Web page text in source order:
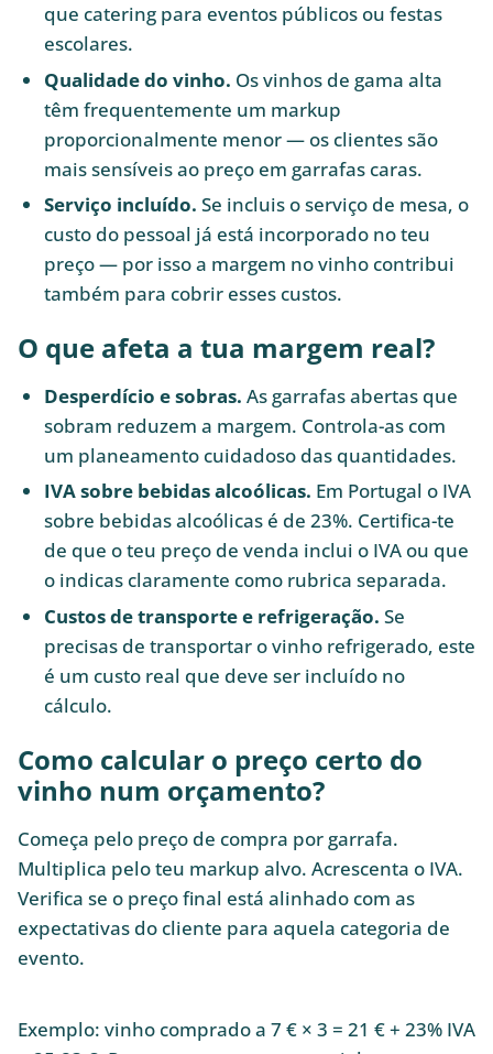
que catering para eventos públicos ou festas
escolares.
Qualidade do vinho. Os vinhos de gama alta
têm frequentemente um markup
proporcionalmente menor — os clientes são
mais sensíveis ao preço em garrafas caras.
Serviço incluído. Se incluis o serviço de mesa, o
custo do pessoal já está incorporado no teu
preço — por isso a margem no vinho contribui
também para cobrir esses custos.
O que afeta a tua margem real?
Desperdício e sobras. As garrafas abertas que
sobram reduzem a margem. Controla-as com
um planeamento cuidadoso das quantidades.
IVA sobre bebidas alcoólicas. Em Portugal o IVA
sobre bebidas alcoólicas é de 23%. Certifica-te
de que o teu preço de venda inclui o IVA ou que
o indicas claramente como rubrica separada.
Custos de transporte e refrigeração. Se
precisas de transportar o vinho refrigerado, este
é um custo real que deve ser incluído no
cálculo.
Como calcular o preço certo do
vinho num orçamento?
Começa pelo preço de compra por garrafa.
Multiplica pelo teu markup alvo. Acrescenta o IVA.
Verifica se o preço final está alinhado com as
expectativas do cliente para aquela categoria de
evento.
Exemplo: vinho comprado a 7 € × 3 = 21 € + 23% IVA